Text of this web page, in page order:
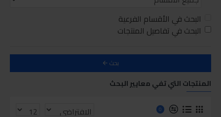
البحث في الأقسام الفرعية
البحث في تفاصيل المنتجات
بحث
المنتجات التي تفي معايير البحث
0